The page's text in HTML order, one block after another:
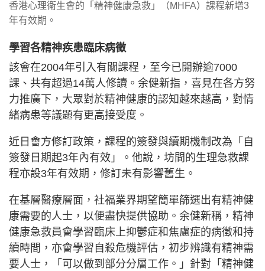
香港心理衞生會的「精神健康急救」（MHFA）課程新增3
年有效期。
學習各精神疾患臨床病徵
該會在2004年引入有關課程，至今已開辦逾7000
課、共有超過14萬人修讀。余健新指，喜見在各方努
力推廣下，大眾對於精神健康的認知越來越高，對情
緒病患等議題有更高接受度。
近日會方修訂政策，課程的簽發與續期機制改為「自
簽發日期起3年內有效」。他說，坊間的生理急救課
程亦設3年有效期，修訂未有影響舊生。
在基層醫療層面，社福業界期望簡單篩選出有精神健
康需要的人士，以便盡快提供協助。余健新稱，精神
健康急救員會學習臨床上抑鬱症和焦慮症的病徵和持
續時間，亦會學習自殺危機評估，初步辨識有精神需
要人士，「可以做到部分分層工作。」針對「精神健